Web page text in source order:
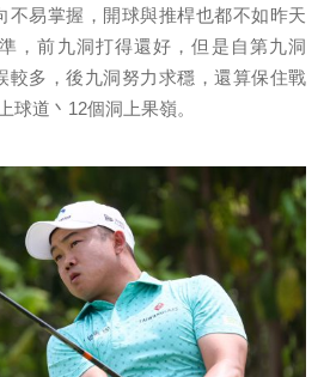
不易掌握，開球與推桿也都不如昨天
，前九洞打得還好，但是自第九洞
較多，後九洞努力求穩，還算保住戰
球道丶12個洞上果嶺。